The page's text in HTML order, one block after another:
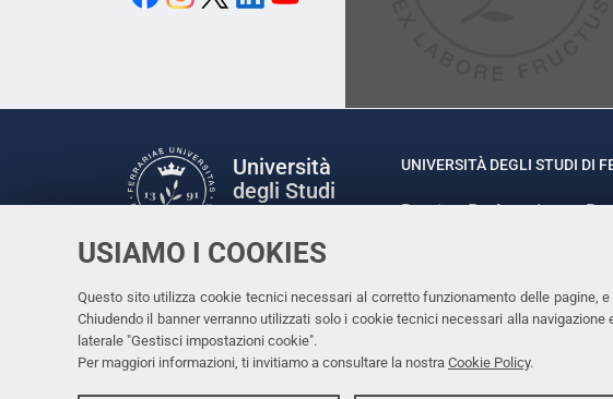
USIAMO I COOKIES
Questo sito utilizza cookie tecnici necessari al corretto funzionamento delle pagine,
Chiudendo il banner verranno utilizzati solo i cookie tecnici necessari alla
laterale "Gestisci impostazioni cookie".
Per maggiori informazioni, ti invitiamo a consultare la nostra Cookie Policy.
Università
degli Studi
Facebook
LinkedinInstagram
Youtube
UNIVERSITÀ DEGLI STUDI DI
Rettrice: Prof.ssa Laura